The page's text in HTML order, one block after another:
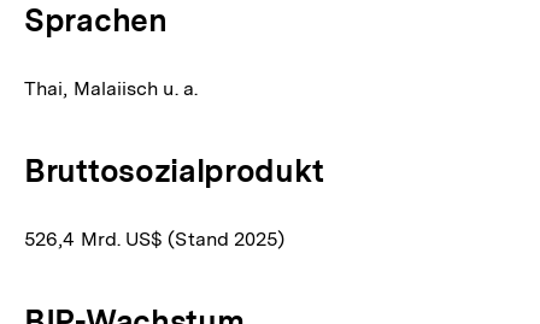
Sprachen
Thai, Malaiisch u. a.
Bruttosozialprodukt
526,4 Mrd. US$ (Stand 2025)